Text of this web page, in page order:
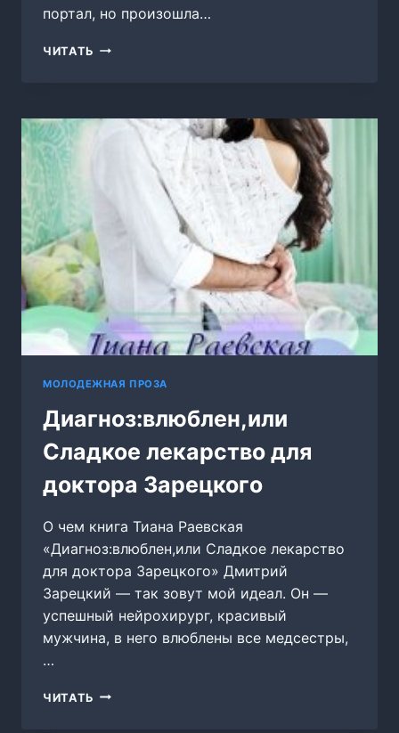
портал, но произошла…
ЧИТАТЬ НЕВЕСТА
МОЛОДЕЖНАЯ ПРОЗА
Диагноз:влюблен,или
Сладкое лекарство для
доктора Зарецкого
О чем книга Тиана Раевская
«Диагноз:влюблен,или Сладкое лекарство
для доктора Зарецкого» Дмитрий
Зарецкий — так зовут мой идеал. Он —
успешный нейрохирург, красивый
мужчина, в него влюблены все медсестры,
…
ЧИТАТЬ ДИАГНОЗ:ВЛЮБЛЕН,ИЛИ